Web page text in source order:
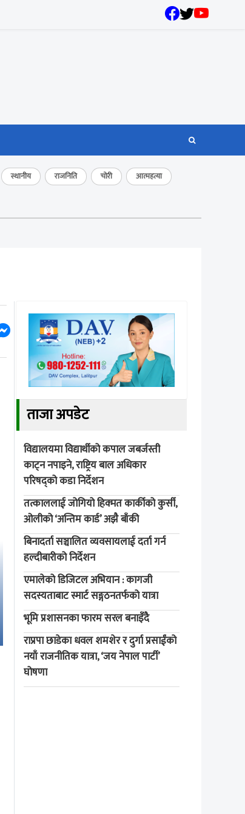
स्थानीय राजनिति चोरी
आत्महत्या
ताजा अपडेट
विद्यालयमा विद्यार्थीको कपाल जबर्जस्ती
काट्न नपाइने, राष्ट्रिय बाल अधिकार
परिषद्को कडा निर्देशन
तत्काललाई जोगियो हिक्मत कार्कीको कुर्सी,
ओलीको ‘अन्तिम कार्ड’ अझै बाँकी
बिनादर्ता सञ्चालित व्यवसायलाई दर्ता गर्न
हल्दीबारीको निर्देशन
एमालेको डिजिटल अभियान : कागजी
सदस्यताबाट स्मार्ट सङ्गठनतर्फको यात्रा
भूमि प्रशासनका फारम सरल बनाइँदै
राप्रपा छाडेका धवल शमशेर र दुर्गा प्रसाईंको
नयाँ राजनीतिक यात्रा, ‘जय नेपाल पार्टी’
घोषणा